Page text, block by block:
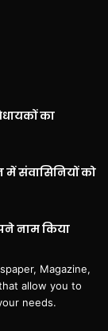
का
में संवासिनियों को
नाम किया
Magazine,
allow you to
needs.